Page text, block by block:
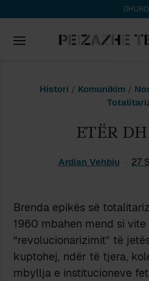
DHURO
SearchHistori / Komunikim /
ETËR
Ardian Vehbiu 27
Brenda epikës së
1960 mbahen mend si vite
“revolucionarizimit” të
kuptohej, ndër të tjera,
mbyllja e institucioneve